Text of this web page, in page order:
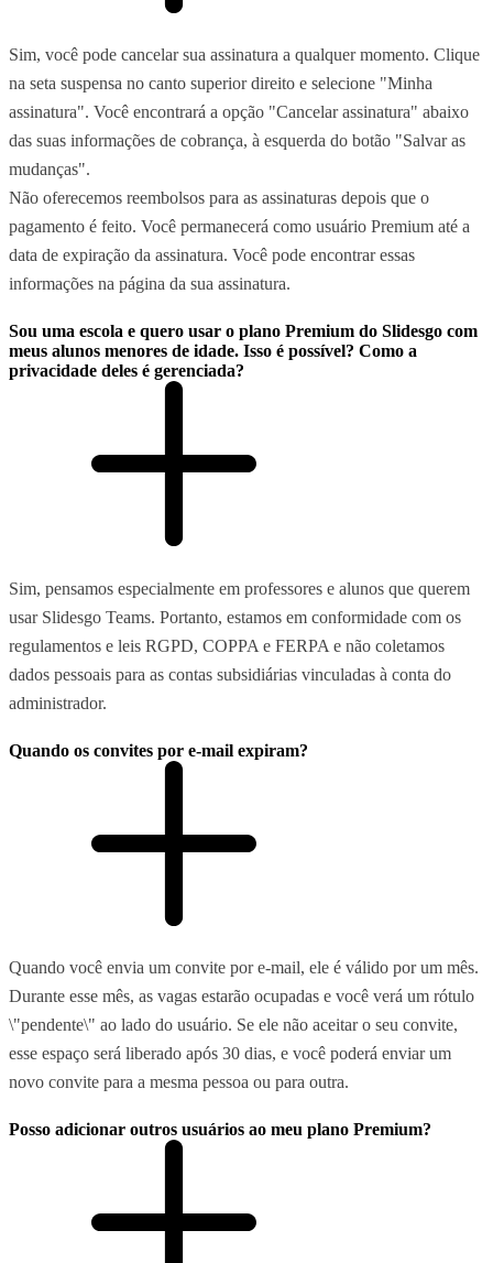
Sim, você pode cancelar sua assinatura a qualquer momento. Clique
na seta suspensa no canto superior direito e selecione "Minha
assinatura". Você encontrará a opção "Cancelar assinatura" abaixo
das suas informações de cobrança, à esquerda do botão "Salvar as
mudanças".
Não oferecemos reembolsos para as assinaturas depois que o
pagamento é feito. Você permanecerá como usuário Premium até a
data de expiração da assinatura. Você pode encontrar essas
informações na página da sua assinatura.
Sou uma escola e quero usar o plano Premium do Slidesgo com
meus alunos menores de idade. Isso é possível? Como a
privacidade deles é gerenciada?
Sim, pensamos especialmente em professores e alunos que querem
usar Slidesgo Teams. Portanto, estamos em conformidade com os
regulamentos e leis RGPD, COPPA e FERPA e não coletamos
dados pessoais para as contas subsidiárias vinculadas à conta do
administrador.
Quando os convites por e-mail expiram?
Quando você envia um convite por e-mail, ele é válido por um mês.
Durante esse mês, as vagas estarão ocupadas e você verá um rótulo
\"pendente\" ao lado do usuário. Se ele não aceitar o seu convite,
esse espaço será liberado após 30 dias, e você poderá enviar um
novo convite para a mesma pessoa ou para outra.
Posso adicionar outros usuários ao meu plano Premium?